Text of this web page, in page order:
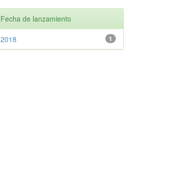
Fecha de lanzamiento
1
2018